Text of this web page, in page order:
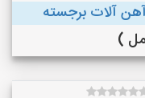
آلات برجسته